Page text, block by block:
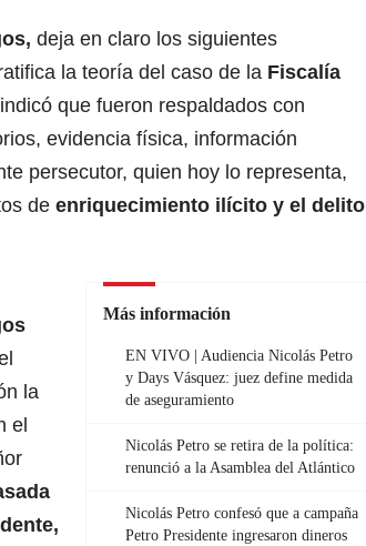
deja en claro los siguientes
la teoría del caso de la Fiscalía
que fueron respaldados con
evidencia física, información
persecutor, quien hoy lo representa,
de enriquecimiento ilícito y el delito
Más información
EN VIVO | Audiencia Nicolás Petro
y Days Vásquez: juez define medida
de aseguramiento
Nicolás Petro se retira de la política:
renunció a la Asamblea del Atlántico
Nicolás Petro confesó que a campaña
Petro Presidente ingresaron dineros
la
el